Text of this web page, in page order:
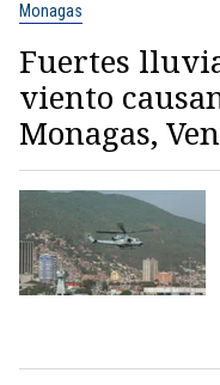
Monagas
Fuertes
viento
Monagas,